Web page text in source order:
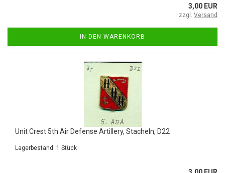
3,00 EUR
zzgl. Versand
IN DEN WARENKORB
Unit Crest 5th Air Defense Artillery, Stacheln, D22
Lagerbestand: 1 Stück